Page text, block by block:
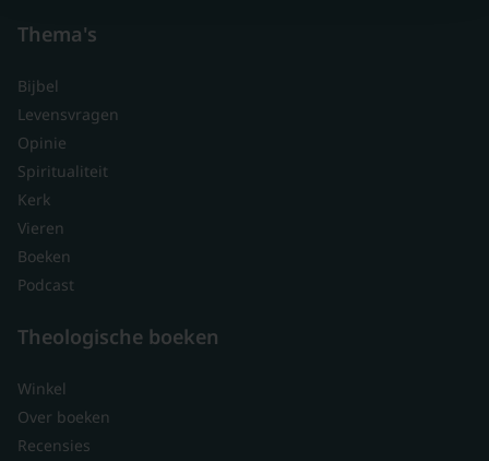
Thema's
Bijbel
Levensvragen
Opinie
Spiritualiteit
Kerk
Vieren
Boeken
Podcast
Theologische boeken
Winkel
Over boeken
Recensies